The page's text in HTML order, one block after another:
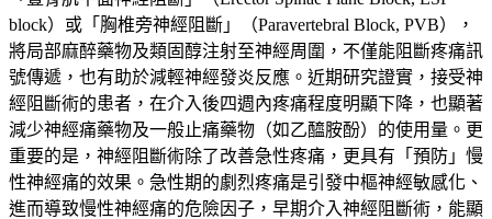
block）或「胸椎旁神經阻斷」（Paravertebral Block, PVB），
將局部麻醉藥物及類固醇注射至神經周圍，不僅能阻斷疼痛訊
號傳遞，也有助於減輕神經發炎反應。近期研究證實，接受神
經阻斷術的患者，在介入後四週內疼痛程度明顯下降，也顯著
減少神經痛藥物及一般止痛藥物（如乙醯胺酚）的使用量。更
重要的是，神經阻斷術除了改善急性疼痛，更具有「預防」慢
性神經痛的效果。急性期的劇烈疼痛是引發中樞神經敏感化、
進而導致慢性神經痛的危險因子，早期介入神經阻斷術，能顯